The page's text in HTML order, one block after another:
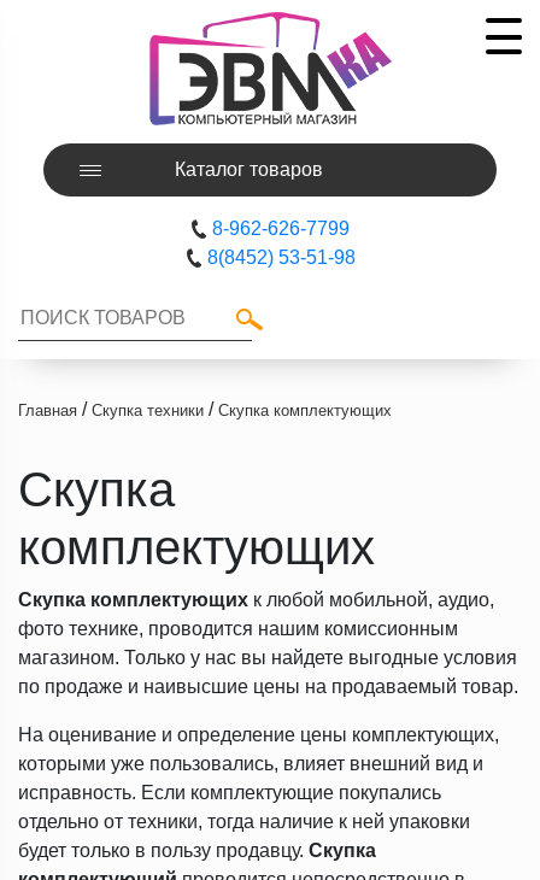
Каталог товаров
8-962-626-7799
8(8452) 53-51-98
Главная / Скупка техники / Скупка комплектующих
Скупка
комплектующих
Скупка комплектующих к любой мобильной, аудио,
фото технике, проводится нашим комиссионным
магазином. Только у нас вы найдете выгодные условия
по продаже и наивысшие цены на продаваемый товар.
На оценивание и определение цены комплектующих,
которыми уже пользовались, влияет внешний вид и
исправность. Если комплектующие покупались
отдельно от техники, тогда наличие к ней упаковки
будет только в пользу продавцу. Скупка